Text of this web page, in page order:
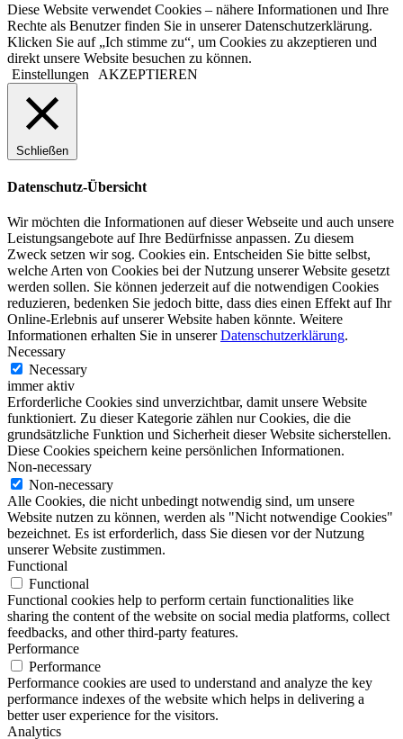
Diese Website verwendet Cookies – nähere Informationen und Ihre
Rechte als Benutzer finden Sie in unserer Datenschutzerklärung.
Klicken Sie auf „Ich stimme zu“, um Cookies zu akzeptieren und
direkt unsere Website besuchen zu können.
Einstellungen
AKZEPTIEREN
Schließen
Datenschutz-Übersicht
Wir möchten die Informationen auf dieser Webseite und auch unsere
Leistungsangebote auf Ihre Bedürfnisse anpassen. Zu diesem
Zweck setzen wir sog. Cookies ein. Entscheiden Sie bitte selbst,
welche Arten von Cookies bei der Nutzung unserer Website gesetzt
werden sollen. Sie können jederzeit auf die notwendigen Cookies
reduzieren, bedenken Sie jedoch bitte, dass dies einen Effekt auf Ihr
Online-Erlebnis auf unserer Website haben könnte. Weitere
Informationen erhalten Sie in unsererDatenschutzerklärung.
Necessary
Necessary
immer aktiv
Erforderliche Cookies sind unverzichtbar, damit unsere Website
funktioniert. Zu dieser Kategorie zählen nur Cookies, die die
grundsätzliche Funktion und Sicherheit dieser Website sicherstellen.
Diese Cookies speichern keine persönlichen Informationen.
Non-necessary
Non-necessary
Alle Cookies, die nicht unbedingt notwendig sind, um unsere
Website nutzen zu können, werden als "Nicht notwendige Cookies"
bezeichnet. Es ist erforderlich, dass Sie diesen vor der Nutzung
unserer Website zustimmen.
Functional
Functional
Functional cookies help to perform certain functionalities like
sharing the content of the website on social media platforms, collect
feedbacks, and other third-party features.
Performance
Performance
Performance cookies are used to understand and analyze the key
performance indexes of the website which helps in delivering a
better user experience for the visitors.
Analytics